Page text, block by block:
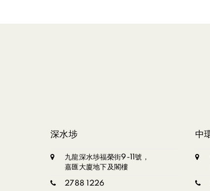
深水埗
九龍深水埗福榮街9-11號，
嘉匯大廈地下及閣樓
2788 1226
中